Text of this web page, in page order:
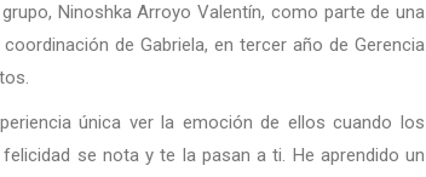
Ninoshka Arroyo Valentín, como parte de una
de Gabriela, en tercer año de Gerencia
única ver la emoción de ellos cuando los
se nota y te la pasan a ti. He aprendido un